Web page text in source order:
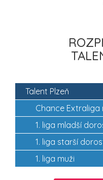
Talent Plzeň
Chance Extraliga
1. liga mladší
1. liga starší
1. liga muži